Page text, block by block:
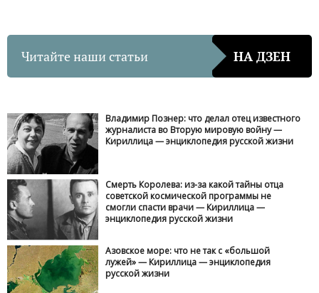
Читайте наши статьи НА ДЗЕН
Владимир Познер: что делал отец известного
журналиста во Вторую мировую войну —
Кириллица — энциклопедия русской жизни
Смерть Королева: из-за какой тайны отца
советской космической программы не
смогли спасти врачи — Кириллица —
энциклопедия русской жизни
Азовское море: что не так с «большой
лужей» — Кириллица — энциклопедия
русской жизни